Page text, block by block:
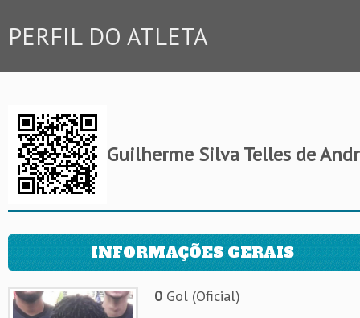
PERFIL DO ATLETA
Guilherme Silva Telles de
INFORMAÇÕES GERAIS
0Gol (Oficial)